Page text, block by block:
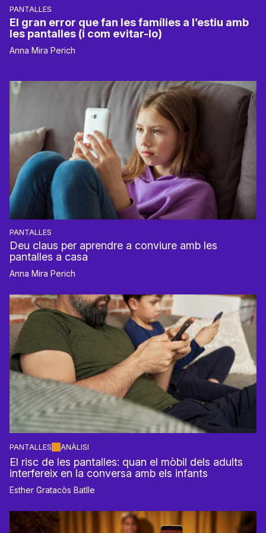
PANTALLES
El gran error que fan les famílies a l’estiu amb
les pantalles (i com evitar-lo)
Anna Mira Perich
PANTALLES
Deu claus per aprendre a conviure amb les
pantalles a casa
Anna Mira Perich
PANTALLES ANÀLISI
El risc de les pantalles: quan el mòbil dels adults
interfereix en la conversa amb els infants
Esther Gratacòs Batlle